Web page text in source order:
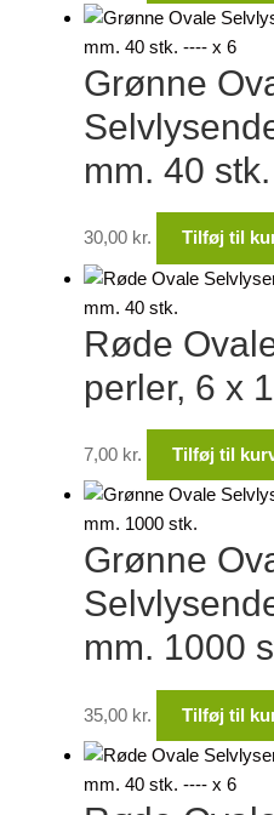
Grønne
mm. 40
30,00 kr. Tilføj til
Røde
perler, 6 x
7,00 kr. Tilføj til
Grønne
mm. 1000
35,00 kr. Tilføj til